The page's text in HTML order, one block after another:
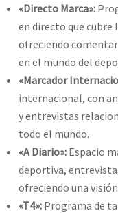
«Directo Marca»:
en directo que
ofreciendo
en el mundo del
«Marcador
internacional, con
y entrevistas
todo el mundo.
«A Diario»: Espacio
deportiva,
ofreciendo una
«T4»: Programa de